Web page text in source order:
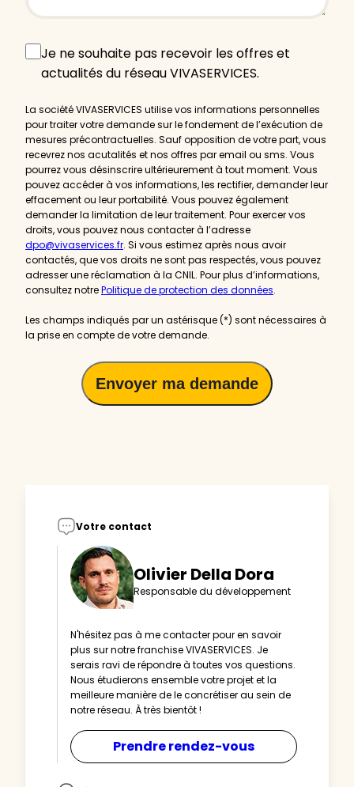
Offres
Je ne souhaite pas recevoir les offres et
actualités du réseau VIVASERVICES.
La société VIVASERVICES utilise vos informations personnelles
pour traiter votre demande sur le fondement de l’exécution de
mesures précontractuelles. Sauf opposition de votre part, vous
recevrez nos acutalités et nos offres par email ou sms. Vous
pourrez vous désinscrire ultérieurement à tout moment. Vous
pouvez accéder à vos informations, les rectifier, demander leur
effacement ou leur portabilité. Vous pouvez également
demander la limitation de leur traitement. Pour exercer vos
droits, vous pouvez nous contacter à l’adresse
dpo@vivaservices.fr. Si vous estimez après nous avoir
contactés, que vos droits ne sont pas respectés, vous pouvez
adresser une réclamation à la CNIL. Pour plus d’informations,
consultez notrePolitique de protection des données.
Les champs indiqués par un astérisque (*) sont nécessaires à
la prise en compte de votre demande.
Votre contact
Olivier Della Dora
Responsable du développement
N'hésitez pas à me contacter pour en savoir
plus sur notre franchise VIVASERVICES. Je
serais ravi de répondre à toutes vos questions.
Nous étudierons ensemble votre projet et la
meilleure manière de le concrétiser au sein de
notre réseau. À très bientôt !
Prendre rendez-vous